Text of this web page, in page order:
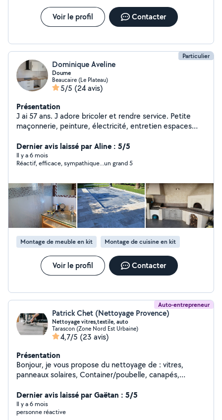
Voir le profil Contacter
Particulier
Dominique Aveline
Doume
Beaucaire (Le Plateau)
5/5 (24 avis)
Présentation
J ai 57 ans. J adore bricoler et rendre service. Petite
maçonnerie, peinture, électricité, entretien espaces
disposition pour un travail sérieux et soigné.
Dernier avis laissé par Aline : 5/5
Il y a 6 mois
Réactif, efficace, sympathique...un grand 5
Montage de meuble en kit Montage de cuisine en kit
Voir le profil Contacter
Auto-entrepreneur
Patrick Chet (Nettoyage Provence)
Nettoyage vitres,textile, auto
Tarascon (Zone Nord Est Urbaine)
4,7/5 (23 avis)
Présentation
Bonjour, je vous propose du nettoyage de : vitres,
panneaux solaires, Container/poubelle, canapés,
avec du matériel Pro, (Aspirateur injecteur extracteur,
générateur à vapeur, brosses sur visseuse, produits, kit
Unger pour nettoyer les vitres, etc..) je suis équipé
Dernier avis laissé par Gaëtan : 5/5
Il y a 6 mois
personne réactive